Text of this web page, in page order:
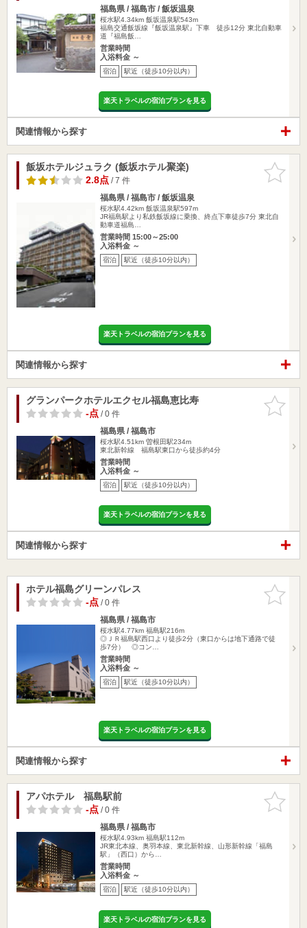
福島県 / 福島市 / 飯坂温泉
桜水駅4.34km 飯坂温泉駅543m
福島交通飯坂線『飯坂温泉駅』下車 徒歩12分 東北自動車
道『福島飯…
営業時間
入浴料金 ～
宿泊 駅近（徒歩10分以内）
楽天トラベルの宿泊プランを見る
関連情報から探す
お気に入
りに追加
飯坂ホテルジュラク (飯坂ホテル聚楽)
2.8点/ 7 件
福島県 / 福島市 / 飯坂温泉
桜水駅4.42km 飯坂温泉駅597m
JR福島駅より私鉄飯坂線に乗換、終点下車徒歩7分 東北自
動車道福島…
営業時間 15:00～25:00
入浴料金 ～
宿泊 駅近（徒歩10分以内）
楽天トラベルの宿泊プランを見る
関連情報から探す
お気に入
りに追加
グランパークホテルエクセル福島恵比寿
-点/ 0 件
福島県 / 福島市
桜水駅4.51km 曽根田駅234m
東北新幹線 福島駅東口から徒歩約4分
営業時間
入浴料金 ～
宿泊 駅近（徒歩10分以内）
楽天トラベルの宿泊プランを見る
関連情報から探す
お気に入
りに追加
ホテル福島グリーンパレス
-点/ 0 件
福島県 / 福島市
桜水駅4.77km 福島駅216m
◎ＪＲ福島駅西口より徒歩2分（東口からは地下通路で徒
歩7分） ◎コン…
営業時間
入浴料金 ～
宿泊 駅近（徒歩10分以内）
楽天トラベルの宿泊プランを見る
関連情報から探す
お気に入
りに追加
アパホテル 福島駅前
-点/ 0 件
福島県 / 福島市
桜水駅4.93km 福島駅112m
JR東北本線、奥羽本線、東北新幹線、山形新幹線「福島
駅」（西口）から…
営業時間
入浴料金 ～
宿泊 駅近（徒歩10分以内）
楽天トラベルの宿泊プランを見る